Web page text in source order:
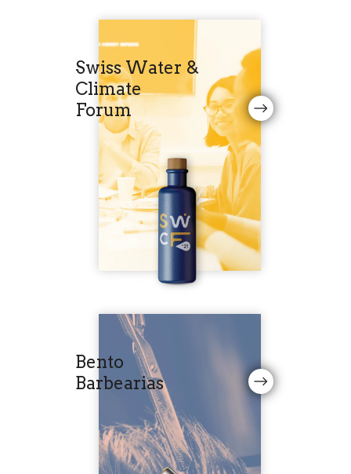
Swiss Water &
Climate
Forum
Bento
Barbearias